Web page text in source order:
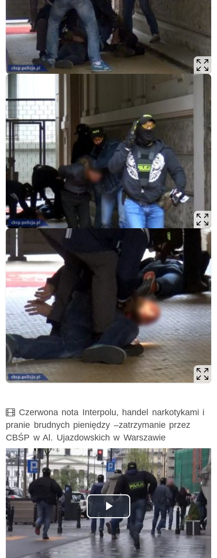
Film
Czerwona nota Interpolu, handel narkotykami i
pranie brudnych pieniędzy –zatrzymanie przez
CBŚP w Al. Ujazdowskich w Warszawie
Odtwórz
wideo